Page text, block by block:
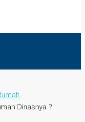
Dinasnya ?